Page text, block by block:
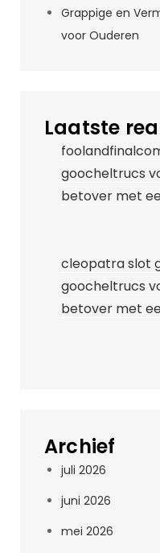
Grappige en
voor Ouderen
Laatste
goocheltrucs
betover met
cleopatra slot
goocheltrucs
betover met
Archief
juli 2026
juni 2026
mei 2026